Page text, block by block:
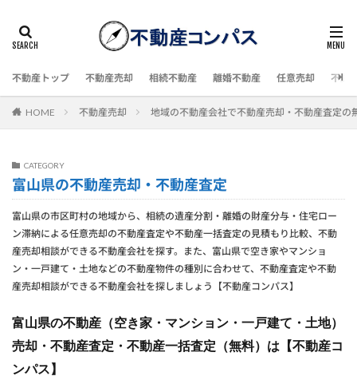
不動産トップ 不動産売却 相続不動産 離婚不動産 任意売却 不動
HOME 不動産売却 地域の不動産会社で不動産売却・不動産査定の
CATEGORY
富山県の不動産売却・不動産査定
富山県の市区町村の地域から、相続の遺産分割・離婚の財産分与・住宅ロー
ン滞納による任意売却の不動産査定や不動産一括査定の見積もり比較、不動
産売却相談ができる不動産会社を探す。また、富山県で空き家やマンショ
ン・一戸建て・土地などの不動産物件の種別に合わせて、不動産査定や不動
産売却相談ができる不動産会社を探しましょう【不動産コンパス】
富山県の不動産（空き家・マンション・一戸建て・土地）
売却・不動産査定・不動産一括査定（無料）は【不動産コ
ンパス】